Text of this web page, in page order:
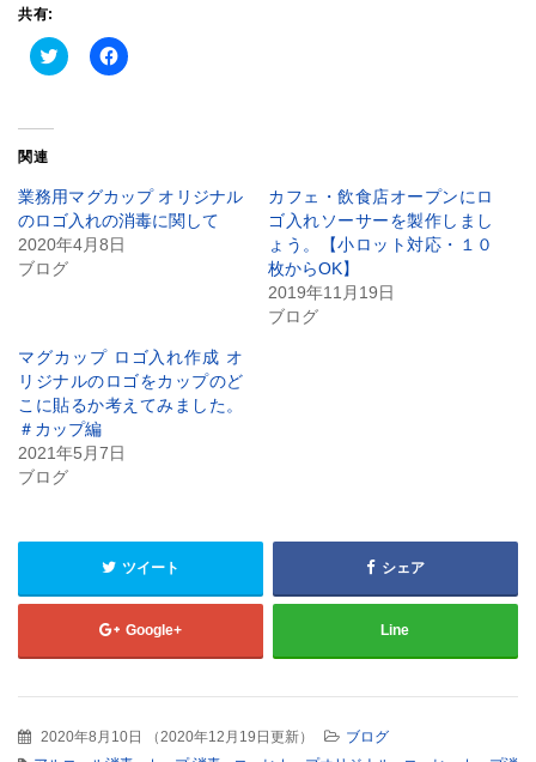
共有:
ク
リ
有
(新
し
い
ウ
ィ
開
き
ま
す)
Facebook
で
リ
ッ
ク
し
て
し
い
ウ
ィ
ン
ウ
で
関連
業務用マグカップ オリジナル
のロゴ入れの消毒に関して
2020年4月8日
ブログ
カフェ・飲食店オープンにロ
ゴ入れソーサーを製作しまし
ょう。【小ロット対応・１０
枚からOK】
2019年11月19日
ブログ
マグカップ ロゴ入れ作成 オ
リジナルのロゴをカップのど
こに貼るか考えてみました。
＃カップ編
2021年5月7日
ブログ
ツイート シェア
Google+ Line
2020年8月10日 （2020年12月19日更新）
ブログ